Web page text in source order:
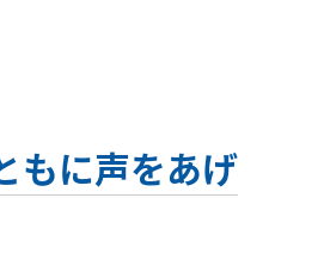
もに声をあげ